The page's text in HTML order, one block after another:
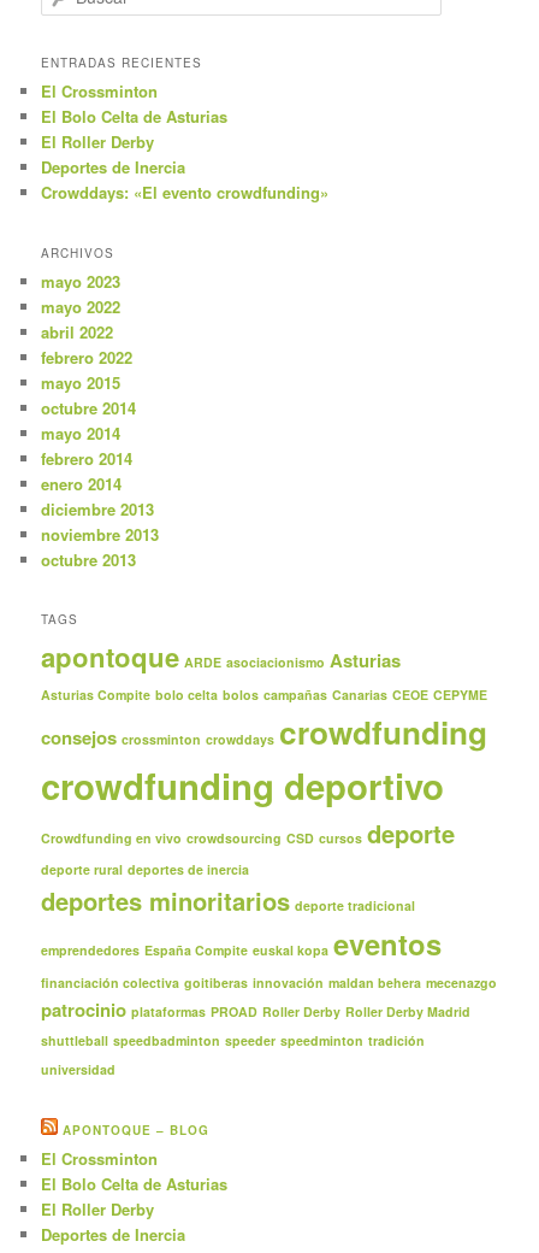
u
c
r
ENTRADAS RECIENTES
El Crossminton
El Bolo Celta de Asturias
El Roller Derby
Deportes de Inercia
Crowddays: «El evento crowdfunding»
ARCHIVOS
mayo 2023
mayo 2022
abril 2022
febrero 2022
mayo 2015
octubre 2014
mayo 2014
febrero 2014
enero 2014
diciembre 2013
noviembre 2013
octubre 2013
TAGS
apontoque ARDE asociacionismo Asturias
Asturias Compite bolo celta bolos campañas Canarias CEOE CEPYME
consejos crossminton crowddays crowdfunding
crowdfunding deportivo
Crowdfunding en vivo crowdsourcing CSD cursos deporte
deporte rural deportes de inercia
deportes minoritarios deporte tradicional
emprendedores España Compite euskal kopa eventos
financiación colectiva goitiberas innovación maldan behera mecenazgo
patrocinio plataformas PROAD Roller Derby Roller Derby Madrid
shuttleball speedbadminton speeder speedminton tradición
universidad
APONTOQUE – BLOG
El Crossminton
El Bolo Celta de Asturias
El Roller Derby
Deportes de Inercia